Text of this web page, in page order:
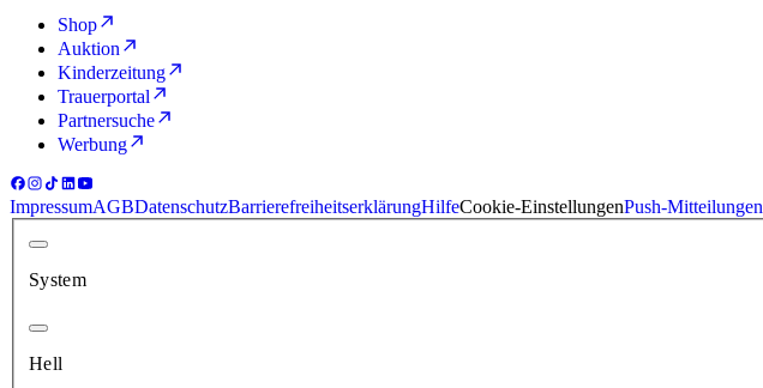
Shop
Auktion
Kinderzeitung
Trauerportal
Partnersuche
Werbung
ImpressumAGBDatenschutzBarrierefreiheitserklärungHilfeCookie-EinstellungenPush-Mitteilungen
System
Hell